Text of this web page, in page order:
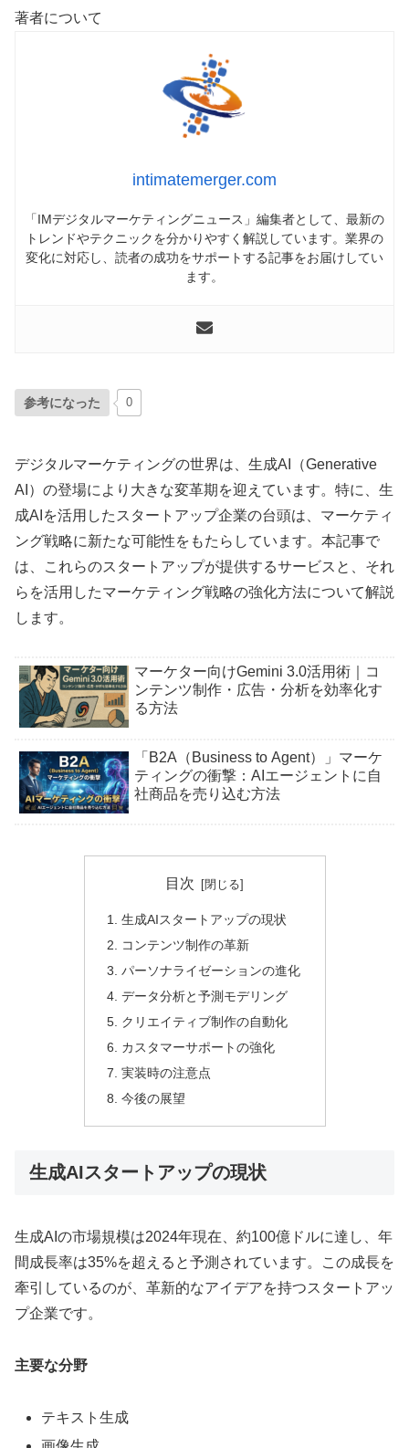
著者について
intimatemerger.com
「IMデジタルマーケティングニュース」編集者として、最新の
トレンドやテクニックを分かりやすく解説しています。業界の
変化に対応し、読者の成功をサポートする記事をお届けしてい
ます。
参考になった 0
デジタルマーケティングの世界は、生成AI（Generative
AI）の登場により大きな変革期を迎えています。特に、生
成AIを活用したスタートアップ企業の台頭は、マーケティ
ング戦略に新たな可能性をもたらしています。本記事で
は、これらのスタートアップが提供するサービスと、それ
らを活用したマーケティング戦略の強化方法について解説
します。
マーケター向けGemini 3.0活用術｜コ
ンテンツ制作・広告・分析を効率化す
る方法
「B2A（Business to Agent）」マーケ
ティングの衝撃：AIエージェントに自
社商品を売り込む方法
目次
生成AIスタートアップの現状
コンテンツ制作の革新
パーソナライゼーションの進化
データ分析と予測モデリング
クリエイティブ制作の自動化
カスタマーサポートの強化
実装時の注意点
今後の展望
生成AIスタートアップの現状
生成AIの市場規模は2024年現在、約100億ドルに達し、年
間成長率は35%を超えると予測されています。この成長を
牽引しているのが、革新的なアイデアを持つスタートアッ
プ企業です。
主要な分野
テキスト生成